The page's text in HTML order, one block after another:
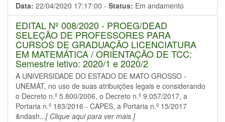
Data: 22/04/2020 17:17:00 - Status: Em andamento
EDITAL Nº 008/2020 - PROEG/DEAD
SELEÇÃO DE PROFESSORES PARA
CURSOS DE GRADUAÇÃO LICENCIATURA
EM MATEMÁTICA / ORIENTAÇÃO DE TCC:
Semestre letivo: 2020/1 e 2020/2
A UNIVERSIDADE DO ESTADO DE MATO GROSSO -
UNEMAT, no uso de suas atribuições legais e considerando
o Decreto n.º 5.800/2006, o Decreto n.º 9.057/2017, a
Portaria n.º 183/2016 - CAPES, a Portaria n.º 15/2017
&ndash...[ Clique aqui para ver mais ]